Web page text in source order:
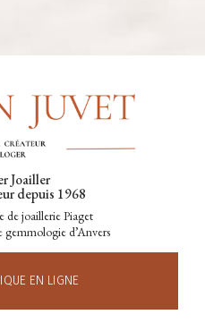
Joailler
depuis 1968
de joaillerie Piaget
d’Anvers
EN LIGNE